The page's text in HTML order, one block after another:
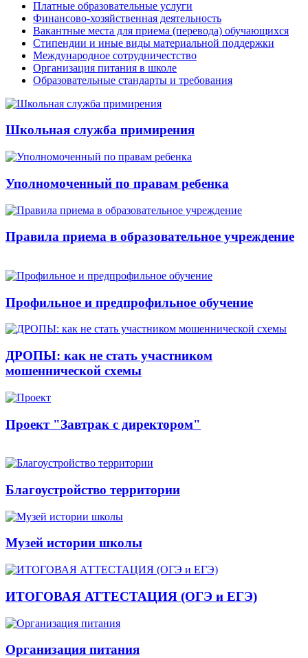
Платные образовательные услуги
Финансово-хозяйственная деятельность
Вакантные места для приема (перевода) обучающихся
Стипендии и иные виды материальной поддержки
Международное сотрудничестство
Организация питания в школе
Образовательные стандарты и требования
Школьная служба примирения
Уполномоченный по правам ребенка
Правила приема в образовательное учреждение
Профильное и предпрофильное обучение
ДРОПЫ: как не стать участником
мошеннической схемы
Проект "Завтрак с директором"
Благоустройство территории
Музей истории школы
ИТОГОВАЯ АТТЕСТАЦИЯ (ОГЭ и ЕГЭ)
Организация питания